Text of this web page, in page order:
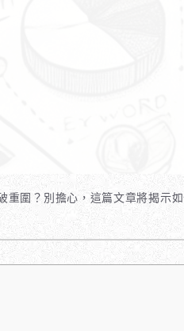
重圍？別擔心，這篇文章將揭示